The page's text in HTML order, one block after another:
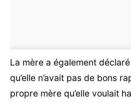
La mère a également
qu’elle n’avait pas de bons
propre mère qu’elle voulait